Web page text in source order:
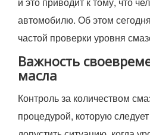
автомобилю. Об этом
частой проверки уровня
Важность
масла
Контроль за количеством
процедурой, которую